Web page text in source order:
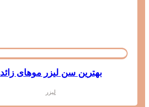
بهترین سن لیزر موهای زائد
لیزر